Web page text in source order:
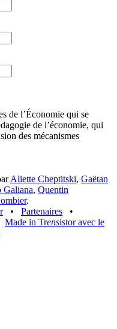
de l’Économie qui se
de l’économie, qui
des mécanismes
Aliette Cheptitski, Gaëtan
Galiana, Quentin
.
• Partenaires
•
Made in Trensistor avec le